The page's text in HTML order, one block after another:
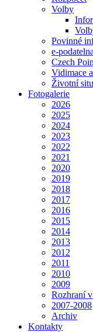
Volby
Povinné
e-podatelna
Czech
Vidimace
Životní
Fotogalerie
2026
2025
2024
2023
2022
2021
2020
2019
2018
2017
2016
2015
2014
2013
2012
2011
2010
2009
Rozhraní
2007-2008
Archiv
Kontakty